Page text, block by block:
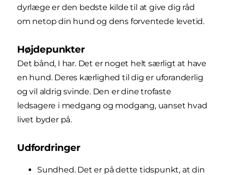
dyrlæge er den bedste kilde til at give dig råd
om netop din hund og dens forventede levetid.
Højdepunkter
Det bånd, I har. Det er noget helt særligt at have
en hund. Deres kærlighed til dig er uforanderlig
og vil aldrig svinde. Den er dine trofaste
ledsagere i medgang og modgang, uanset hvad
livet byder på.
Udfordringer
Sundhed. Det er på dette tidspunkt, at din